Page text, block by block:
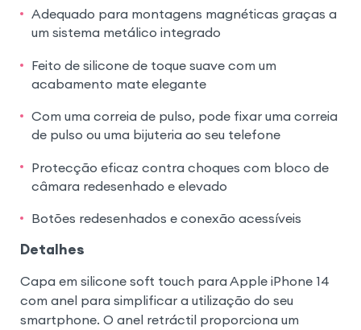
Adequado para montagens magnéticas graças a
um sistema metálico integrado
Feito de silicone de toque suave com um
acabamento mate elegante
Com uma correia de pulso, pode fixar uma correia
de pulso ou uma bijuteria ao seu telefone
Protecção eficaz contra choques com bloco de
câmara redesenhado e elevado
Botões redesenhados e conexão acessíveis
Detalhes
Capa em silicone soft touch para Apple iPhone 14
com anel para simplificar a utilização do seu
smartphone. O anel retráctil proporciona um